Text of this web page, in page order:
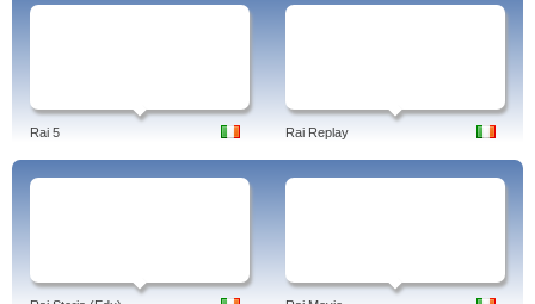
Rai 5 Rai Replay